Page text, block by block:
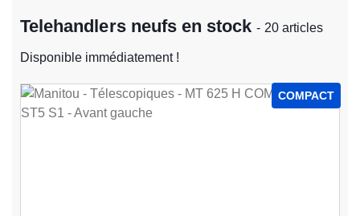
Telehandlers neufs en stock- 20 articles
Disponible immédiatement !
COMPACT